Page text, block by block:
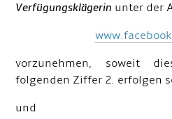
Verfügungsklägerin unter der
vorzunehmen, soweit
folgenden Ziffer 2. erfolgen
und